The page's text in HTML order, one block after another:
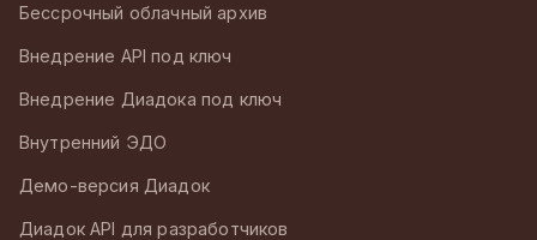
Бессрочный облачный архив
Внедрение API под ключ
Внедрение Диадока под ключ
Внутренний ЭДО
Демо-версия Диадок
Диадок API для разработчиков